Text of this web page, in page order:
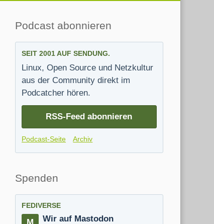
Seitenleiste
Podcast abonnieren
SEIT 2001 AUF SENDUNG.
Linux, Open Source und Netzkultur
aus der Community direkt im
Podcatcher hören.
RSS-Feed abonnieren
Podcast-Seite Archiv
Spenden
FEDIVERSE
Wir auf Mastodon